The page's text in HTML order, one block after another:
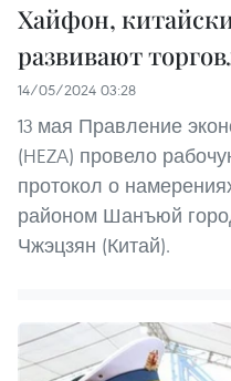
Хайфон,
развивают
14/05/2024 03:28
13 мая Правление
(HEZA) провело
протокол о
районом Шанъюй
Чжэцзян (Китай).